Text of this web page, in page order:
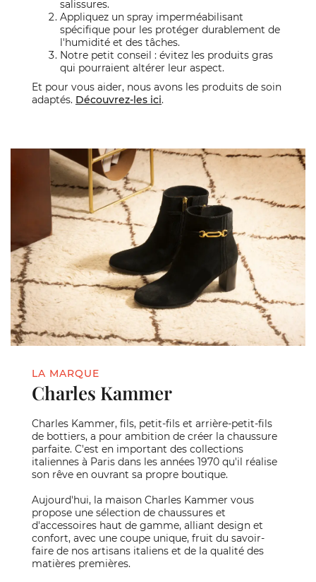
salissures.
Appliquez un spray imperméabilisant
spécifique pour les protéger durablement de
l'humidité et des tâches.
Notre petit conseil : évitez les produits gras
qui pourraient altérer leur aspect.
Et pour vous aider, nous avons les produits de soin
adaptés. Découvrez-les ici.
LA MARQUE
Charles Kammer
Charles Kammer, fils, petit-fils et arrière-petit-fils
de bottiers, a pour ambition de créer la chaussure
parfaite. C'est en important des collections
italiennes à Paris dans les années 1970 qu'il réalise
son rêve en ouvrant sa propre boutique.
Aujourd'hui, la maison Charles Kammer vous
propose une sélection de chaussures et
d'accessoires haut de gamme, alliant design et
confort, avec une coupe unique, fruit du savoir-
faire de nos artisans italiens et de la qualité des
matières premières.